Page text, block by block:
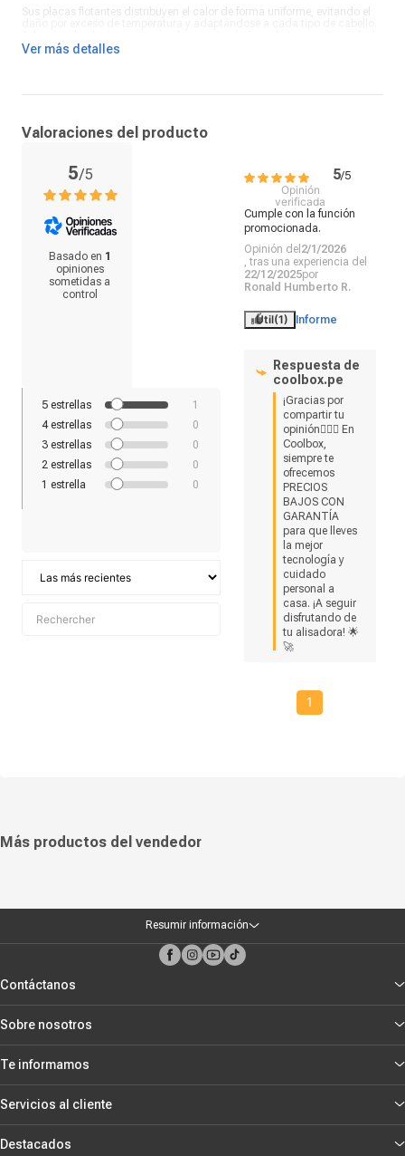
Sus placas flotantes distribuyen el calor de forma uniforme, evitando el
en solo segundos, facilitando una rutina de peinado más eficiente. Su
La Remington Shine Therapy combina tecnología, protección y
perfecta para quienes desean un alisado efectivo con el beneficio
adicional de un tratamiento nutritivo en cada pasada.
Ver más detalles
Valoraciones del producto
5/5
Basado en 1
opiniones
sometidas a
control
5 estrellas
1
4estrellas
0
3 estrellas
0
2 estrellas
0
1 estrella 0
5/5
Opinión
verificada
Cumple con la función
promocionada.
Opinión del 2/1/2026
, tras una experiencia del
22/12/2025por
Ronald Humberto R.
Útil(1) Informe
Respuesta de
coolbox.pe
¡Gracias por
compartir tu
opinión💇‍♀️✨ En
Coolbox,
siempre te
ofrecemos
PRECIOS
BAJOS CON
GARANTÍA
para que lleves
la mejor
tecnología y
cuidado
personal a
casa. ¡A seguir
disfrutando de
tu alisadora! 🌟
🚀
1
Más productos del vendedor
Resumir información
Contáctanos
Sobre nosotros
Te informamos
Servicios al cliente
Destacados